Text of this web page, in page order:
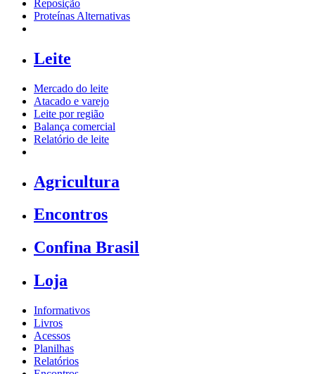
Reposição
Proteínas Alternativas
Leite
Mercado do leite
Atacado e varejo
Leite por região
Balança comercial
Relatório de leite
Agricultura
Encontros
Confina Brasil
Loja
Informativos
Livros
Acessos
Planilhas
Relatórios